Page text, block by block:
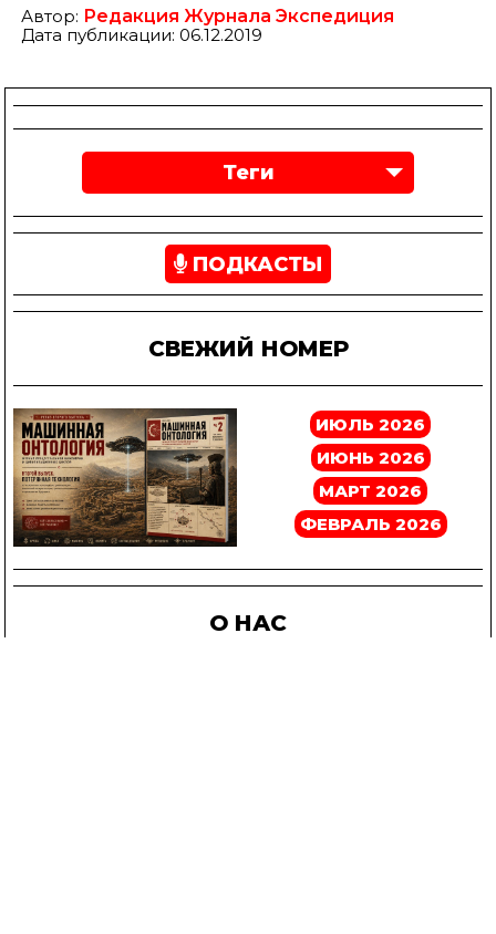
Автор: Редакция Журнала Экспедиция
Дата публикации: 06.12.2019
Теги
ПОДКАСТЫ
СВЕЖИЙ НОМЕР
ИЮЛЬ 2026
ИЮНЬ 2026
МАРТ 2026
ФЕВРАЛЬ 2026
О НАС